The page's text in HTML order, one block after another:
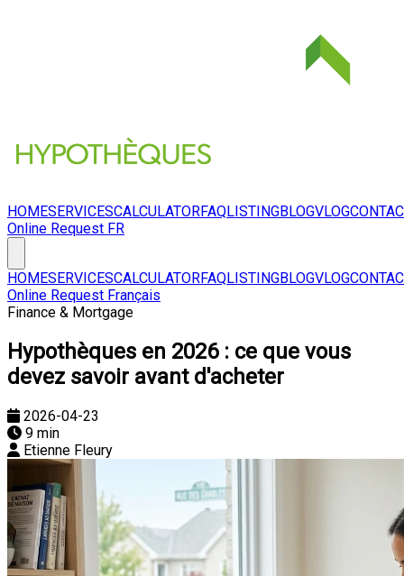
HOMESERVICESCALCULATORFAQLISTINGBLOGVLOG
Online Request FR
HOMESERVICESCALCULATORFAQLISTINGBLOGVLOG
Online Request Français
Finance & Mortgage
Hypothèques en 2026 : ce que vous
devez savoir avant d'acheter
2026-04-23
9 min
Etienne Fleury